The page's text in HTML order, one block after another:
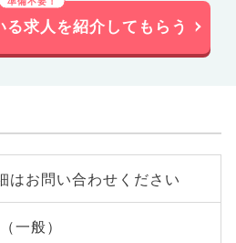
る求人を紹介してもらう
はお問い合わせください
一般）